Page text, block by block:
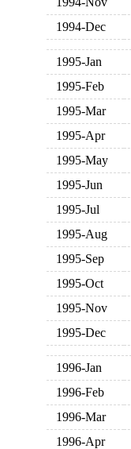
1994-Dec
1995-Jan
1995-Feb
1995-Mar
1995-Apr
1995-May
1995-Jun
1995-Jul
1995-Aug
1995-Sep
1995-Oct
1995-Nov
1995-Dec
1996-Jan
1996-Feb
1996-Mar
1996-Apr